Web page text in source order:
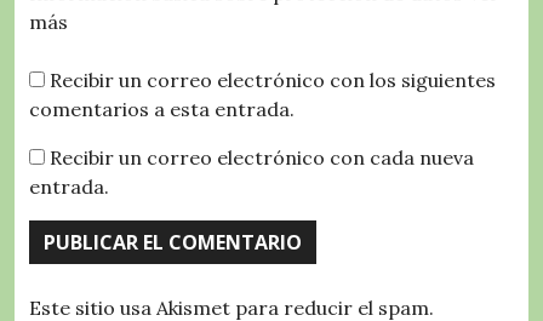
más
Recibir un correo electrónico con los siguientes
comentarios a esta entrada.
Recibir un correo electrónico con cada nueva
entrada.
Este sitio usa Akismet para reducir el spam.